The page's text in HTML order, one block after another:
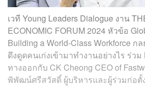
เวที Young Leaders Dialogue งาน
ECONOMIC FORUM 2024 หัวข้อ
Building a World-Class Workforce กล
ดึงดูดคนเก่งเข้ามาทำงานอย่างไร ร่วม
ทางออกกับ CK Cheong CEO of
พิพัฒน์ศรีสวัสดิ์ ผู้บริหารและผู้ร่วมก่อตั้